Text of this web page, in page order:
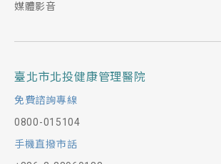
媒體影音
臺北市北投健康管理醫院
免費諮詢專線
0800-015104
手機直撥市話